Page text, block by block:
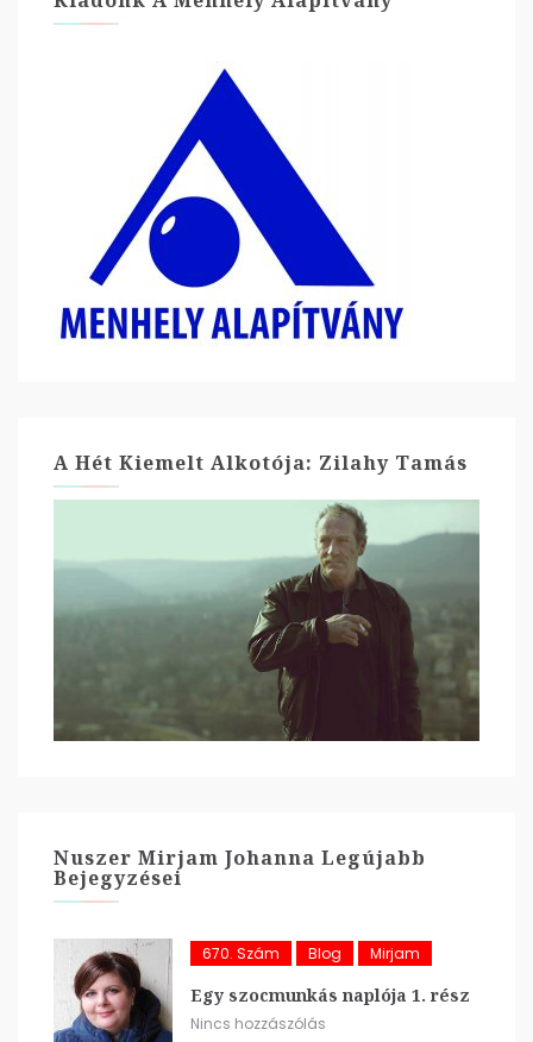
A Hét Kiemelt Alkotója: Zilahy Tamás
Nuszer Mirjam Johanna Legújabb
Bejegyzései
670. Szám Blog Mirjam
Egy szocmunkás naplója 1. rész
Nincs hozzászólás